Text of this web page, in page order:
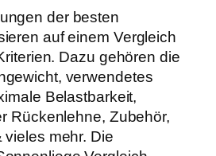
der besten
auf einem Vergleich
Dazu gehören die
verwendetes
Belastbarkeit,
Rückenlehne, Zubehör,
mehr. Die